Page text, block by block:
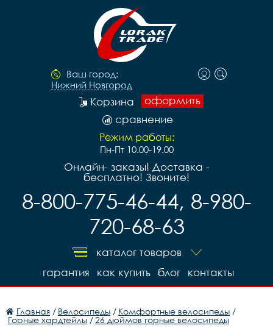
Ваш город:
Нижний Новгород
оформить
Корзина
сравнение
Режим работы:
Пн-Пт 10.00-19.00
Онлайн- заказы! Доставка -
бесплатно! Звоните!
8-800-775-46-44, 8-980-
720-68-63
каталог товаров
контакты
блог
как купить
гарантия
Главная / Велосипеды / Комфортные велосипеды /
Горные хардтейлы /26 дюймов горные велосипеды